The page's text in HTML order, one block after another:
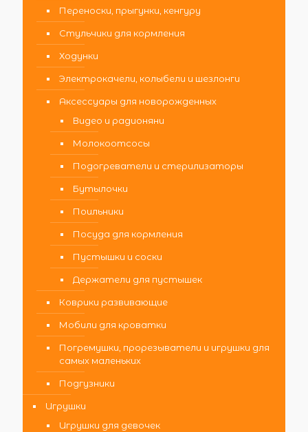
Переноски, прыгунки, кенгуру
Стульчики для кормления
Ходунки
Электрокачели, колыбели и шезлонги
Аксессуары для новорожденных
Видео и радионяни
Молокоотсосы
Подогреватели и стерилизаторы
Бутылочки
Поильники
Посуда для кормления
Пустышки и соски
Держатели для пустышек
Коврики развивающие
Мобили для кроватки
Погремушки, прорезыватели и игрушки для
самых маленьких
Подгузники
Игрушки
Игрушки для девочек